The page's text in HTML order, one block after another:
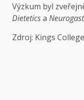
Výzkum byl
Dieteticsa
Zdroj: Kings